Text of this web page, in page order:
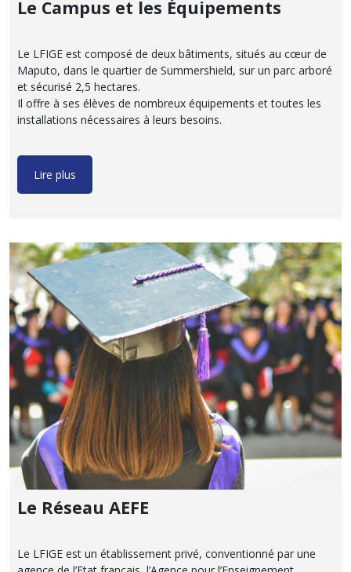
Le Campus et les Équipements
Le LFIGE est composé de deux bâtiments, situés au cœur de
Maputo, dans le quartier de Summershield, sur un parc arboré
et sécurisé 2,5 hectares.
Il offre à ses élèves de nombreux équipements et toutes les
installations nécessaires à leurs besoins.
Lire plus
Le Réseau AEFE
Le LFIGE est un établissement privé, conventionné par une